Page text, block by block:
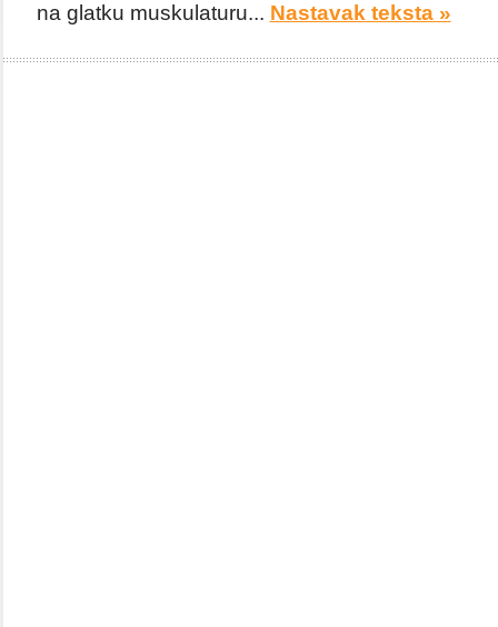
na glatku muskulaturu... Nastavak teksta »